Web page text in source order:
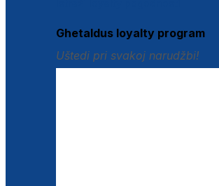
Ghetaldus loyalty program
Uštedi pri svakoj narudžbi!